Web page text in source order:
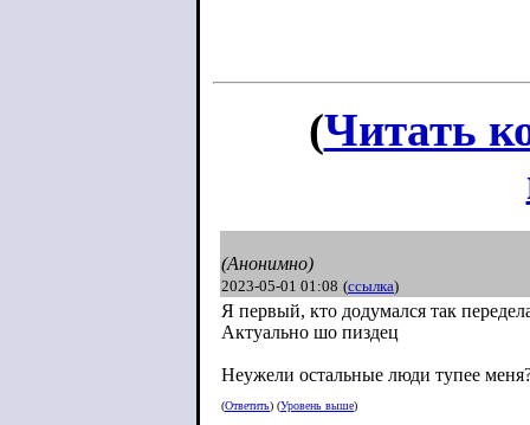
(Читать
(Анонимно)
2023-05-01 01:08 (ссылка)
Я первый, кто додумался так
Актуально шо пиздец
Неужели остальные люди тупее
(Ответить) (Уровень выше)